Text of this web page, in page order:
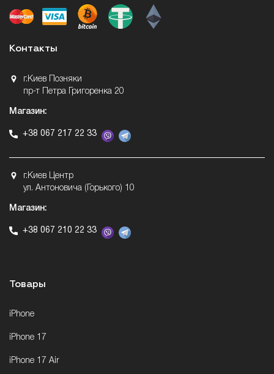
Контакты
г.Киев Позняки
пр-т Петра Григоренка 20
Магазин:
+38 067 217 22 33
г.Киев Центр
ул. Антоновича (Горького) 10
Магазин:
+38 067 210 22 33
Товары
iPhone
iPhone 17
iPhone 17 Air